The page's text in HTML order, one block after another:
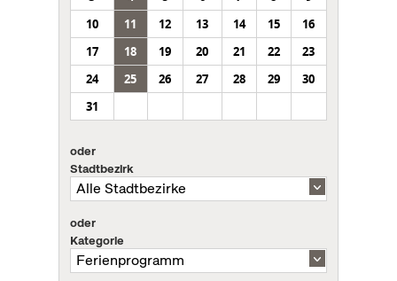
10
11 12 13 14 15
16
17
18 19 20 21 22
23
24
25 26 27 28 29
30
31
oder
Stadtbezirk
oder
Kategorie